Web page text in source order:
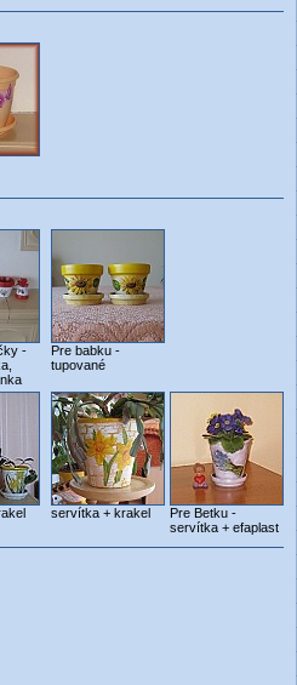
-
Pre babku -
tupované
servítka + krakel
Pre Betku -
servítka + efaplast